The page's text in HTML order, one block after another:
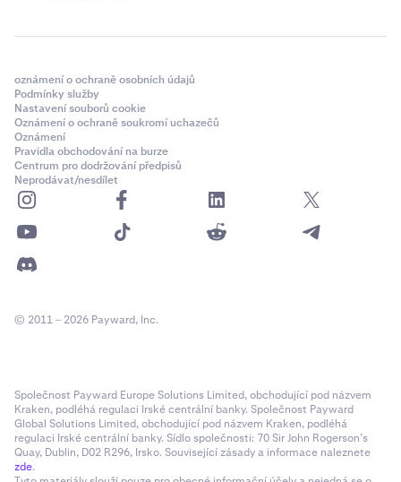
oznámení o ochraně osobních údajů
Podmínky služby
Nastavení souborů cookie
Oznámení o ochraně soukromí uchazečů
Oznámení
Pravidla obchodování na burze
Centrum pro dodržování předpisů
Neprodávat/nesdílet
© 2011 – 2026 Payward, Inc.
Společnost Payward Europe Solutions Limited, obchodující pod názvem
Kraken, podléhá regulaci Irské centrální banky. Společnost Payward
Global Solutions Limited, obchodující pod názvem Kraken, podléhá
regulaci Irské centrální banky. Sídlo společnosti: 70 Sir John Rogerson’s
Quay, Dublin, D02 R296, Irsko. Související zásady a informace naleznete
zde.